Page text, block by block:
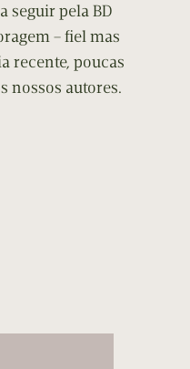
seguir pela BD
– fiel mas
recente, poucas
nossos autores.